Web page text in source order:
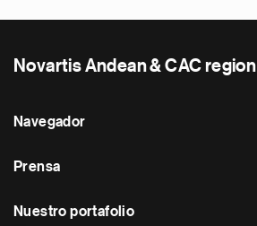
Novartis Andean & CAC region
Navegador
Prensa
Nuestro portafolio